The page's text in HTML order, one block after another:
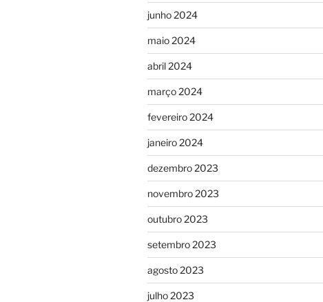
junho 2024
maio 2024
abril 2024
março 2024
fevereiro 2024
janeiro 2024
dezembro 2023
novembro 2023
outubro 2023
setembro 2023
agosto 2023
julho 2023